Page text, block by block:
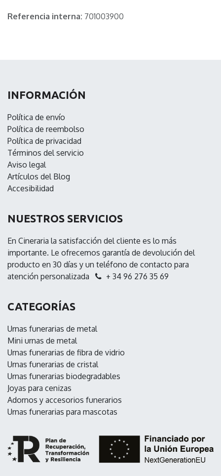
Referencia interna: 701003900
INFORMACIÓN
Política de envío
Política de reembolso
Política de privacidad
Términos del servicio
Aviso legal
Artículos del Blog
Accesibilidad
NUESTROS SERVICIOS
En Cineraria la satisfacción del cliente es lo más
importante. Le ofrecemos garantía de devolución del
producto en 30 días y un teléfono de contacto para
atención personalizada
+ 34 96 276 35 69
CATEGORÍAS
Urnas funerarias de metal
Mini urnas de metal
Urnas funerarias de fibra de vidrio
Urnas funerarias de cristal
Urnas funerarias biodegradables
Joyas para cenizas
Adornos y accesorios funerarios
Urnas funerarias para mascotas